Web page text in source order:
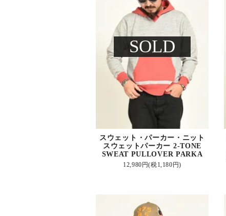
SOLD
スウェット・パーカー・ニット
スウェットパーカー 2-TONE
SWEAT PULLOVER PARKA
12,980円(税1,180円)